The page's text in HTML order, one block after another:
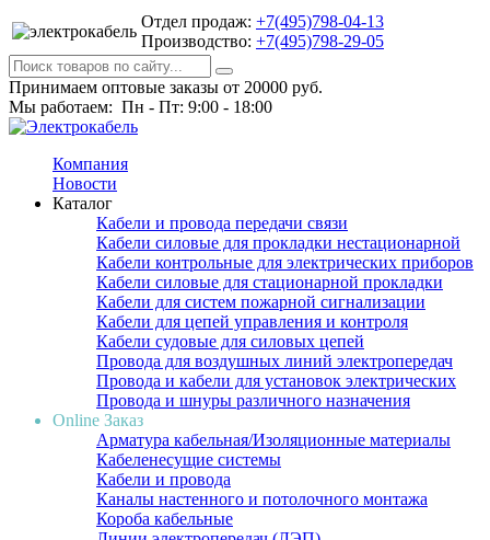
Отдел продаж: +7(495)798-04-13
Производство: +7(495)798-29-05
Принимаем оптовые заказы от 20000 руб.
Мы работаем: Пн - Пт: 9:00 - 18:00
Компания
Новости
Каталог
Кабели и провода передачи связи
Кабели силовые для прокладки нестационарной
Кабели контрольные для электрических приборов
Кабели силовые для стационарной прокладки
Кабели для систем пожарной сигнализации
Кабели для цепей управления и контроля
Кабели судовые для силовых цепей
Провода для воздушных линий электропередач
Провода и кабели для установок электрических
Провода и шнуры различного назначения
Online Заказ
Арматура кабельная/Изоляционные материалы
Кабеленесущие системы
Кабели и провода
Каналы настенного и потолочного монтажа
Короба кабельные